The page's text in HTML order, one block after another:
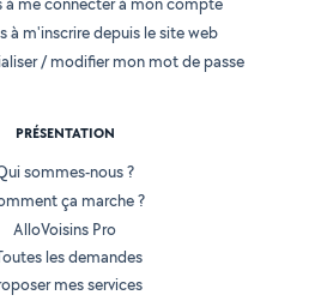
à m'inscrire depuis le site web
/ modifier mon mot de passe
PRÉSENTATION
sommes-nous ?
ça marche ?
AlloVoisins Pro
les demandes
mes services